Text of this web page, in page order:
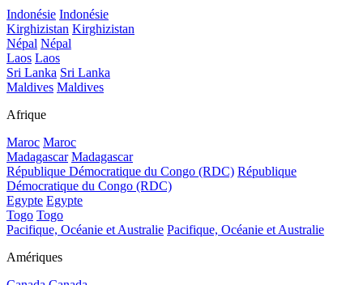
Indonésie Indonésie
Kirghizistan Kirghizistan
Népal Népal
Laos Laos
Sri Lanka Sri Lanka
Maldives Maldives
Afrique
Maroc Maroc
Madagascar Madagascar
République Démocratique du Congo (RDC) République
Démocratique du Congo (RDC)
Egypte Egypte
Togo Togo
Pacifique, Océanie et Australie Pacifique, Océanie et Australie
Amériques